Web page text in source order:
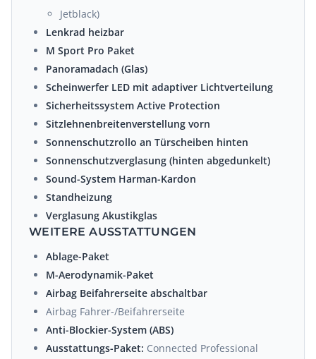
Jetblack)
Lenkrad heizbar
M Sport Pro Paket
Panoramadach (Glas)
Scheinwerfer LED mit adaptiver Lichtverteilung
Sicherheitssystem Active Protection
Sitzlehnenbreitenverstellung vorn
Sonnenschutzrollo an Türscheiben hinten
Sonnenschutzverglasung (hinten abgedunkelt)
Sound-System Harman-Kardon
Standheizung
Verglasung Akustikglas
WEITERE AUSSTATTUNGEN
Ablage-Paket
M-Aerodynamik-Paket
Airbag Beifahrerseite abschaltbar
Airbag Fahrer-/Beifahrerseite
Anti-Blockier-System (ABS)
Ausstattungs-Paket: Connected Professional